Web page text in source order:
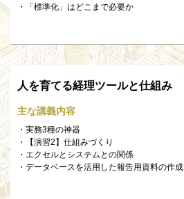
「標準化」はどこまで必要か
人を育てる経理ツールと仕組み
主な講義内容
実務3種の神器
【演習2】仕組みづくり
エクセルとシステムとの関係
データベースを活用した報告用資料の作成